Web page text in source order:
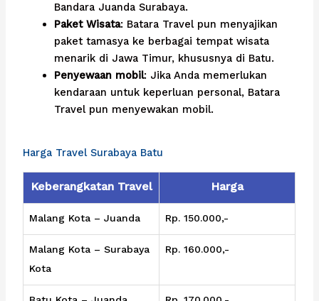
Bandara Juanda Surabaya.
Paket Wisata: Batara Travel pun menyajikan
paket tamasya ke berbagai tempat wisata
menarik di Jawa Timur, khususnya di Batu.
Penyewaan mobil: Jika Anda memerlukan
kendaraan untuk keperluan personal, Batara
Travel pun menyewakan mobil.
Harga Travel Surabaya Batu
Keberangkatan Travel Harga
Malang Kota – Juanda Rp. 150.000,-
Malang Kota – Surabaya
Kota
Rp. 160.000,-